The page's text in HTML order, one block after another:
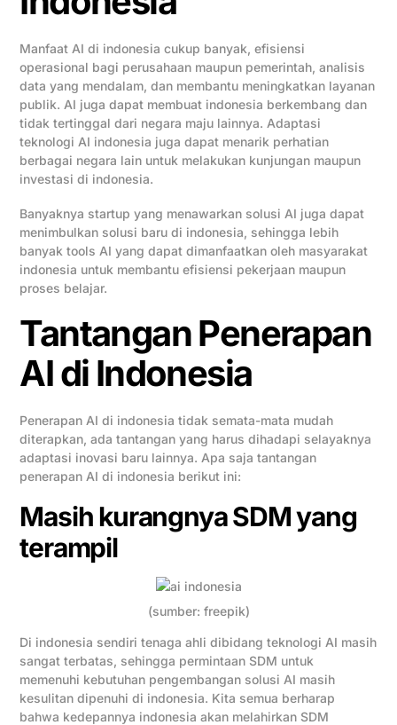
Manfaat AI di indonesia cukup banyak, efisiensi
operasional bagi perusahaan maupun pemerintah, analisis
data yang mendalam, dan membantu meningkatkan layanan
publik. AI juga dapat membuat indonesia berkembang dan
tidak tertinggal dari negara maju lainnya. Adaptasi
teknologi AI indonesia juga dapat menarik perhatian
berbagai negara lain untuk melakukan kunjungan maupun
investasi di indonesia.
Banyaknya startup yang menawarkan solusi AI juga dapat
menimbulkan solusi baru di indonesia, sehingga lebih
banyak tools AI yang dapat dimanfaatkan oleh masyarakat
indonesia untuk membantu efisiensi pekerjaan maupun
proses belajar.
Tantangan Penerapan
AI di Indonesia
Penerapan AI di indonesia tidak semata-mata mudah
diterapkan, ada tantangan yang harus dihadapi selayaknya
adaptasi inovasi baru lainnya. Apa saja tantangan
penerapan AI di indonesia berikut ini:
Masih kurangnya SDM yang
terampil
(sumber: freepik)
Di indonesia sendiri tenaga ahli dibidang teknologi AI masih
sangat terbatas, sehingga permintaan SDM untuk
memenuhi kebutuhan pengembangan solusi AI masih
kesulitan dipenuhi di indonesia. Kita semua berharap
bahwa kedepannya indonesia akan melahirkan SDM